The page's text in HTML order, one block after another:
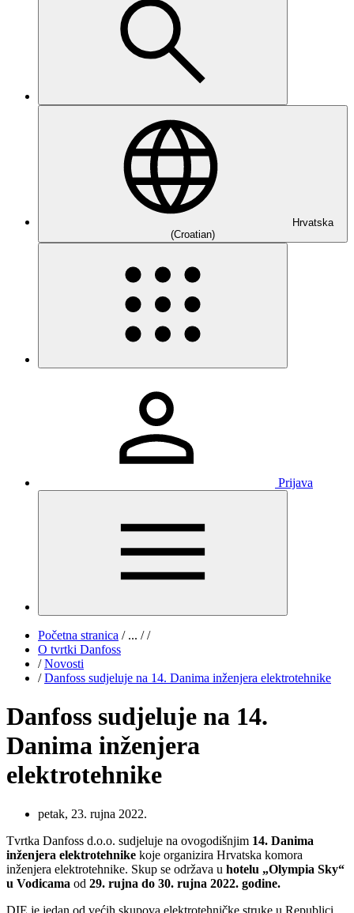
Hrvatska
(Croatian)
Prijava
Početna stranica /... / /
O tvrtki Danfoss
/ Novosti
/ Danfoss sudjeluje na 14. Danima inženjera elektrotehnike
Danfoss sudjeluje na 14.
Danima inženjera
elektrotehnike
petak, 23. rujna 2022.
Tvrtka Danfoss d.o.o. sudjeluje na ovogodišnjim 14. Danima
inženjera elektrotehnike koje organizira Hrvatska komora
inženjera elektrotehnike. Skup se održava u hotelu „Olympia Sky“
u Vodicama od 29. rujna do 30. rujna 2022. godine.
DIE je jedan od većih skupova elektrotehničke struke u Republici